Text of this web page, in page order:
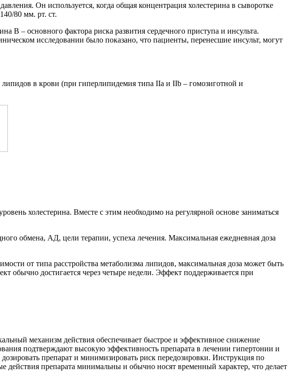
Он используется, когда общая концентрация холестерина в сыворотке
80 мм. рт. ст.
В – основного фактора риска развития сердечного приступа и инсульта.
исследовании было показано, что пациенты, перенесшие инсульт, могут
липидов в крови (при гиперлипидемия типа IIa и IIb – гомозиготной и
холестерина. Вместе с этим необходимо на регулярной основе заниматься
обмена, АД, цели терапии, успеха лечения. Максимальная ежедневная доза
от типа расстройства метаболизма липидов, максимальная доза может быть
обычно достигается через четыре недели. Эффект поддерживается при
механизм действия обеспечивает быстрое и эффективное снижение
подтверждают высокую эффективность препарата в лечении гипертонии и
препарат и минимизировать риск передозировки. Инструкция по
препарата минимальны и обычно носят временный характер, что делает